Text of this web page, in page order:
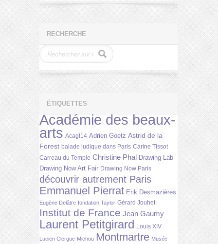
RECHERCHE
ÉTIQUETTES
Académie des beaux-
arts Acagl14 Adrien Goetz Astrid de la
Forest balade ludique dans Paris Carine Tissot
Carreau du Temple Christine Phal Drawing Lab
Drawing Now Art Fair Drawing Now Paris
découvrir autrement Paris
Emmanuel Pierrat Erik Desmazières
Eugène Delâtre fondation Taylor Gérard Jouhet
Institut de France Jean Gaumy
Laurent Petitgirard Louis XIV
Lucien Clergue Michou Montmartre Musée